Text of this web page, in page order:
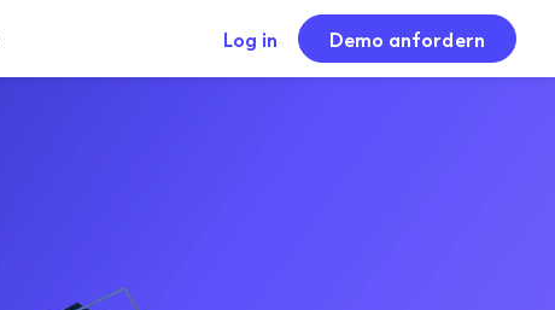
Log in Demo anfordern